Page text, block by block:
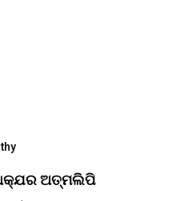
ଅତ୍ମଲିପି